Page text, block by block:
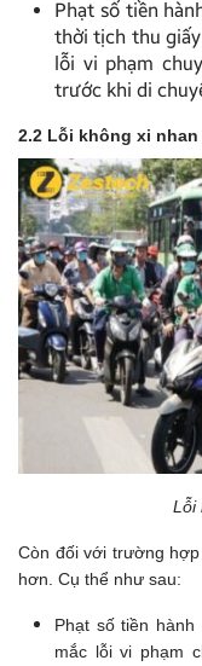
Phạt số tiền
thời tịch thu
lỗi vi phạm
trước khi di
2.2 Lỗi không xi
Lỗi
Còn đối với trường
hơn. Cụ thể như sau:
Phạt số tiền
mắc lỗi vi phạm